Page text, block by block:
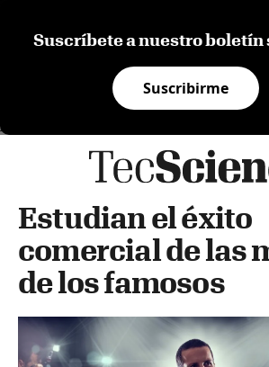
Suscríbete a nuestro boletín
Suscribirme
Estudian el éxito
comercial de las
de los famosos